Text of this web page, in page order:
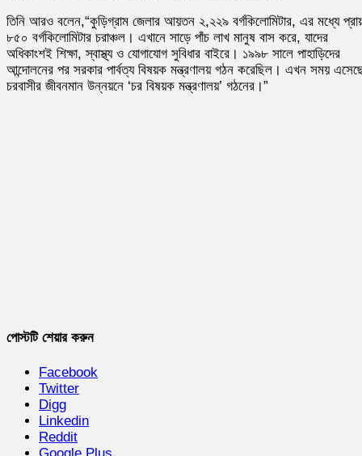
তিনি আরও বলেন,“কুড়িগ্রাম জেলার আয়তন ২,২২৯ বর্গকিলোমিটার, এর মধ্যে
৮৫০ বর্গকিলোমিটার চরাঞ্চল। এখানে সাড়ে পাঁচ লাখ মানুষ বাস করে, যাদের
অধিকাংশই শিক্ষা, স্বাস্থ্য ও যোগাযোগ সুবিধার বাইরে। ১৯৯৮ সালে পাহাড়িদের
আন্দোলনের পর সরকার পার্বত্য বিষয়ক মন্ত্রণালয় গঠন করেছিল। এখন সময়
চরবাসীর জীবনমান উন্নয়নে ‘চর বিষয়ক মন্ত্রণালয়’ গঠনের।”
পোস্টটি শেয়ার করুন
Facebook
Twitter
Digg
Linkedin
Reddit